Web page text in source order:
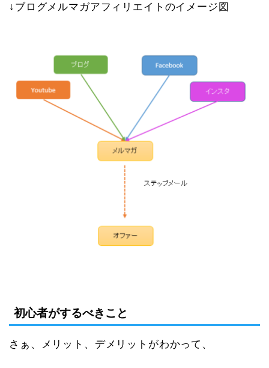
↓ブログメルマガアフィリエイトのイメージ図
初心者がするべきこと
さぁ、メリット、デメリットがわかって、